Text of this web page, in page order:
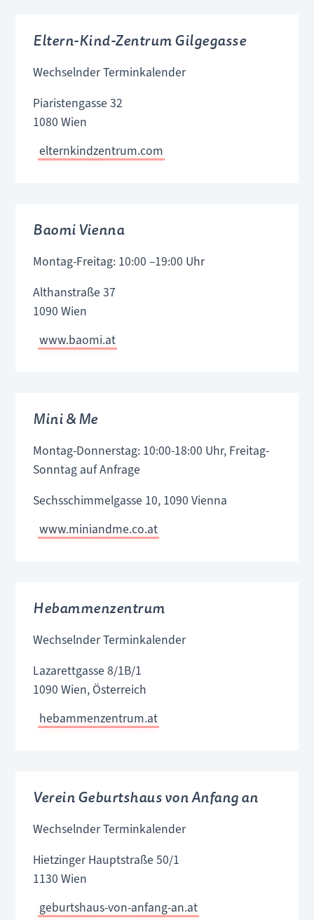
Eltern-Kind-Zentrum Gilgegasse
Wechselnder Terminkalender
Piaristengasse 32
1080 Wien
elternkindzentrum.com
Baomi Vienna
Montag-Freitag: 10:00 –19:00 Uhr
Althanstraße 37
1090 Wien
www.baomi.at
Mini & Me
Montag-Donnerstag: 10:00-18:00 Uhr, Freitag-
Sonntag auf Anfrage
Sechsschimmelgasse 10, 1090 Vienna
www.miniandme.co.at
Hebammenzentrum
Wechselnder Terminkalender
Lazarettgasse 8/1B/1
1090 Wien, Österreich
hebammenzentrum.at
Verein Geburtshaus von Anfang an
Wechselnder Terminkalender
Hietzinger Hauptstraße 50/1
1130 Wien
geburtshaus-von-anfang-an.at